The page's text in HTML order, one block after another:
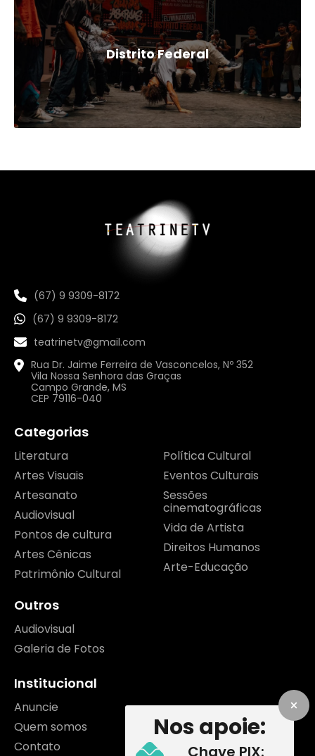
Distrito Federal
Nos apoie:
Chave PIX:
(67) 9 9309-8172
(67) 9 9309-8172
teatrinetv@gmail.com
Rua Dr. Jaime Ferreira de Vasconcelos, Nº 352
Vila Nossa Senhora das Graças
Campo Grande, MS
CEP 79116-040
Categorias
Literatura
Artes Visuais
Artesanato
Audiovisual
Pontos de cultura
Artes Cênicas
Patrimônio Cultural
Política Cultural
Eventos Culturais
Sessões
cinematográficas
Vida de Artista
Direitos Humanos
Arte-Educação
Outros
Audiovisual
Galeria de Fotos
Institucional
Anuncie
Quem somos
Contato